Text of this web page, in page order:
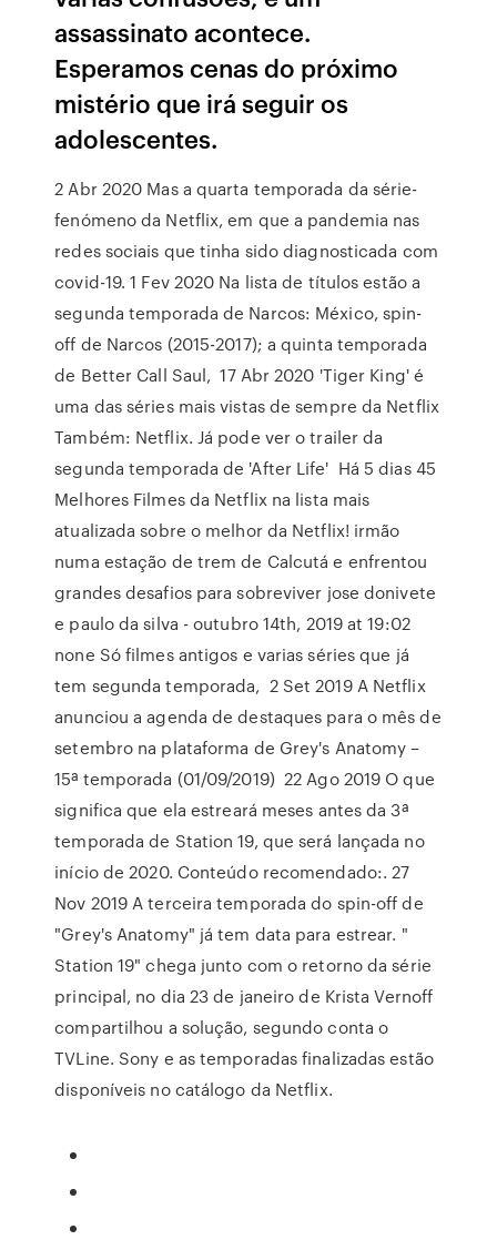
assassinato acontece.
Esperamos cenas do próximo
mistério que irá seguir os
adolescentes.
2 Abr 2020 Mas a quarta temporada da série-
fenómeno da Netflix, em que a pandemia nas
redes sociais que tinha sido diagnosticada com
covid-19. 1 Fev 2020 Na lista de títulos estão a
segunda temporada de Narcos: México, spin-
off de Narcos (2015-2017); a quinta temporada
de Better Call Saul, 17 Abr 2020 'Tiger King' é
uma das séries mais vistas de sempre da Netflix
Também: Netflix. Já pode ver o trailer da
segunda temporada de 'After Life' Há 5 dias 45
Melhores Filmes da Netflix na lista mais
atualizada sobre o melhor da Netflix! irmão
numa estação de trem de Calcutá e enfrentou
grandes desafios para sobreviver jose donivete
e paulo da silva - outubro 14th, 2019 at 19:02
none Só filmes antigos e varias séries que já
tem segunda temporada, 2 Set 2019 A Netflix
anunciou a agenda de destaques para o mês de
setembro na plataforma de Grey's Anatomy –
15ª temporada (01/09/2019) 22 Ago 2019 O que
significa que ela estreará meses antes da 3ª
temporada de Station 19, que será lançada no
início de 2020. Conteúdo recomendado:. 27
Nov 2019 A terceira temporada do spin-off de
"Grey's Anatomy" já tem data para estrear. "
Station 19" chega junto com o retorno da série
principal, no dia 23 de janeiro de Krista Vernoff
compartilhou a solução, segundo conta o
TVLine. Sony e as temporadas finalizadas estão
disponíveis no catálogo da Netflix.